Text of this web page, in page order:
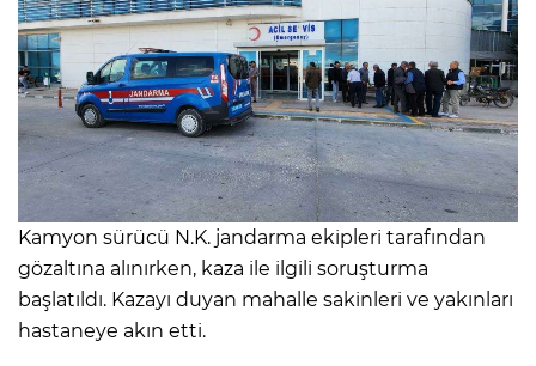
Kamyon sürücü N.K. jandarma ekipleri tarafından
gözaltına alınırken, kaza ile ilgili soruşturma
başlatıldı. Kazayı duyan mahalle sakinleri ve yakınları
hastaneye akın etti.